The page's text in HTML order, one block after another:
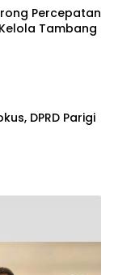
Percepatan
Tambang
DPRD Parigi